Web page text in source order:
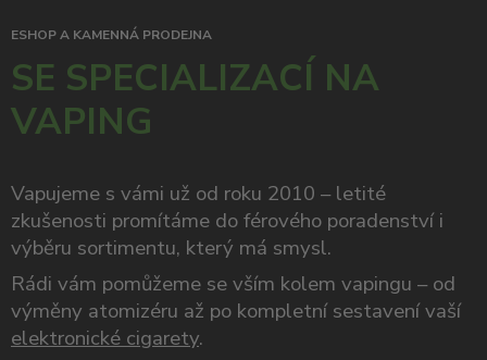
ESHOP A KAMENNÁ PRODEJNA
SE SPECIALIZACÍ NA
VAPING
Vapujeme s vámi už od roku 2010 – letité
zkušenosti promítáme do férového poradenství i
výběru sortimentu, který má smysl.
Rádi vám pomůžeme se vším kolem vapingu – od
výměny atomizéru až po kompletní sestavení vaší
elektronické cigarety.